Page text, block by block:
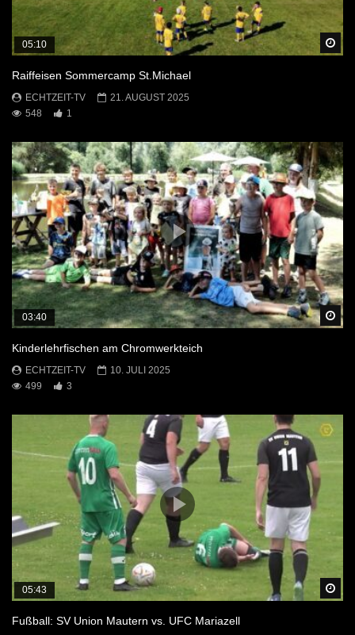
05:10
Raiffeisen Sommercamp St.Michael
ECHTZEIT-TV
21. AUGUST 2025
548
1
03:40
Kinderlehrfischen am Chromwerkteich
ECHTZEIT-TV
10. JULI 2025
499
3
05:43
Fußball: SV Union Mautern vs. UFC Mariazell